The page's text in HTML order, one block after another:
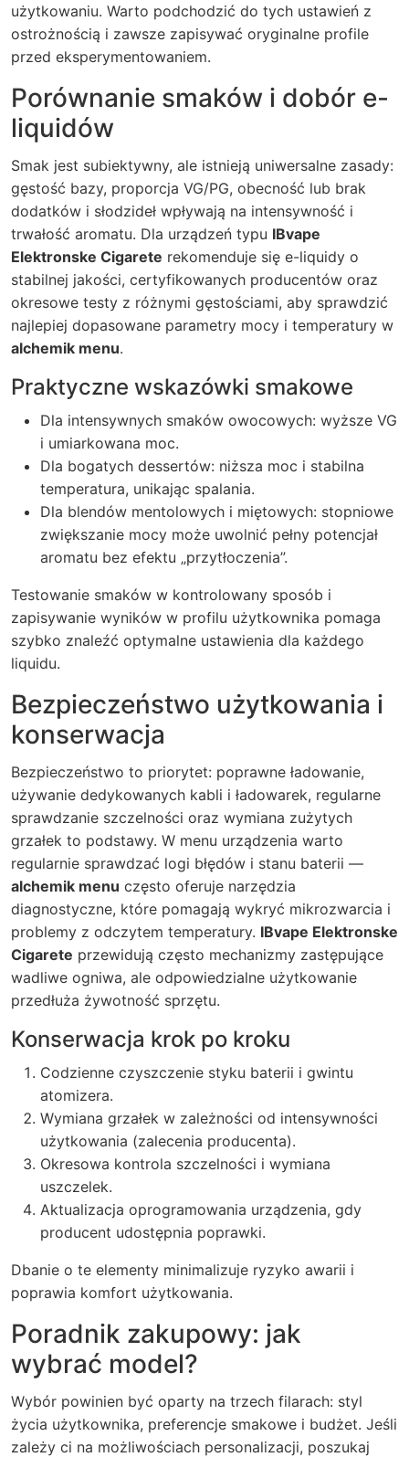
użytkowaniu. Warto podchodzić do tych ustawień z
ostrożnością i zawsze zapisywać oryginalne profile
przed eksperymentowaniem.
Porównanie smaków i dobór e-
liquidów
Smak jest subiektywny, ale istnieją uniwersalne zasady:
gęstość bazy, proporcja VG/PG, obecność lub brak
dodatków i słodzideł wpływają na intensywność i
trwałość aromatu. Dla urządzeń typu IBvape
Elektronske Cigarete rekomenduje się e-liquidy o
stabilnej jakości, certyfikowanych producentów oraz
okresowe testy z różnymi gęstościami, aby sprawdzić
najlepiej dopasowane parametry mocy i temperatury w
alchemik menu.
Praktyczne wskazówki smakowe
Dla intensywnych smaków owocowych: wyższe VG
i umiarkowana moc.
Dla bogatych dessertów: niższa moc i stabilna
temperatura, unikając spalania.
Dla blendów mentolowych i miętowych: stopniowe
zwiększanie mocy może uwolnić pełny potencjał
aromatu bez efektu „przytłoczenia”.
Testowanie smaków w kontrolowany sposób i
zapisywanie wyników w profilu użytkownika pomaga
szybko znaleźć optymalne ustawienia dla każdego
liquidu.
Bezpieczeństwo użytkowania i
konserwacja
Bezpieczeństwo to priorytet: poprawne ładowanie,
używanie dedykowanych kabli i ładowarek, regularne
sprawdzanie szczelności oraz wymiana zużytych
grzałek to podstawy. W menu urządzenia warto
regularnie sprawdzać logi błędów i stanu baterii —
alchemik menu często oferuje narzędzia
diagnostyczne, które pomagają wykryć mikrozwarcia i
problemy z odczytem temperatury. IBvape Elektronske
Cigarete przewidują często mechanizmy zastępujące
wadliwe ogniwa, ale odpowiedzialne użytkowanie
przedłuża żywotność sprzętu.
Konserwacja krok po kroku
Codzienne czyszczenie styku baterii i gwintu
atomizera.
Wymiana grzałek w zależności od intensywności
użytkowania (zalecenia producenta).
Okresowa kontrola szczelności i wymiana
uszczelek.
Aktualizacja oprogramowania urządzenia, gdy
producent udostępnia poprawki.
Dbanie o te elementy minimalizuje ryzyko awarii i
poprawia komfort użytkowania.
Poradnik zakupowy: jak
wybrać model?
Wybór powinien być oparty na trzech filarach: styl
życia użytkownika, preferencje smakowe i budżet. Jeśli
zależy ci na możliwościach personalizacji, poszukaj